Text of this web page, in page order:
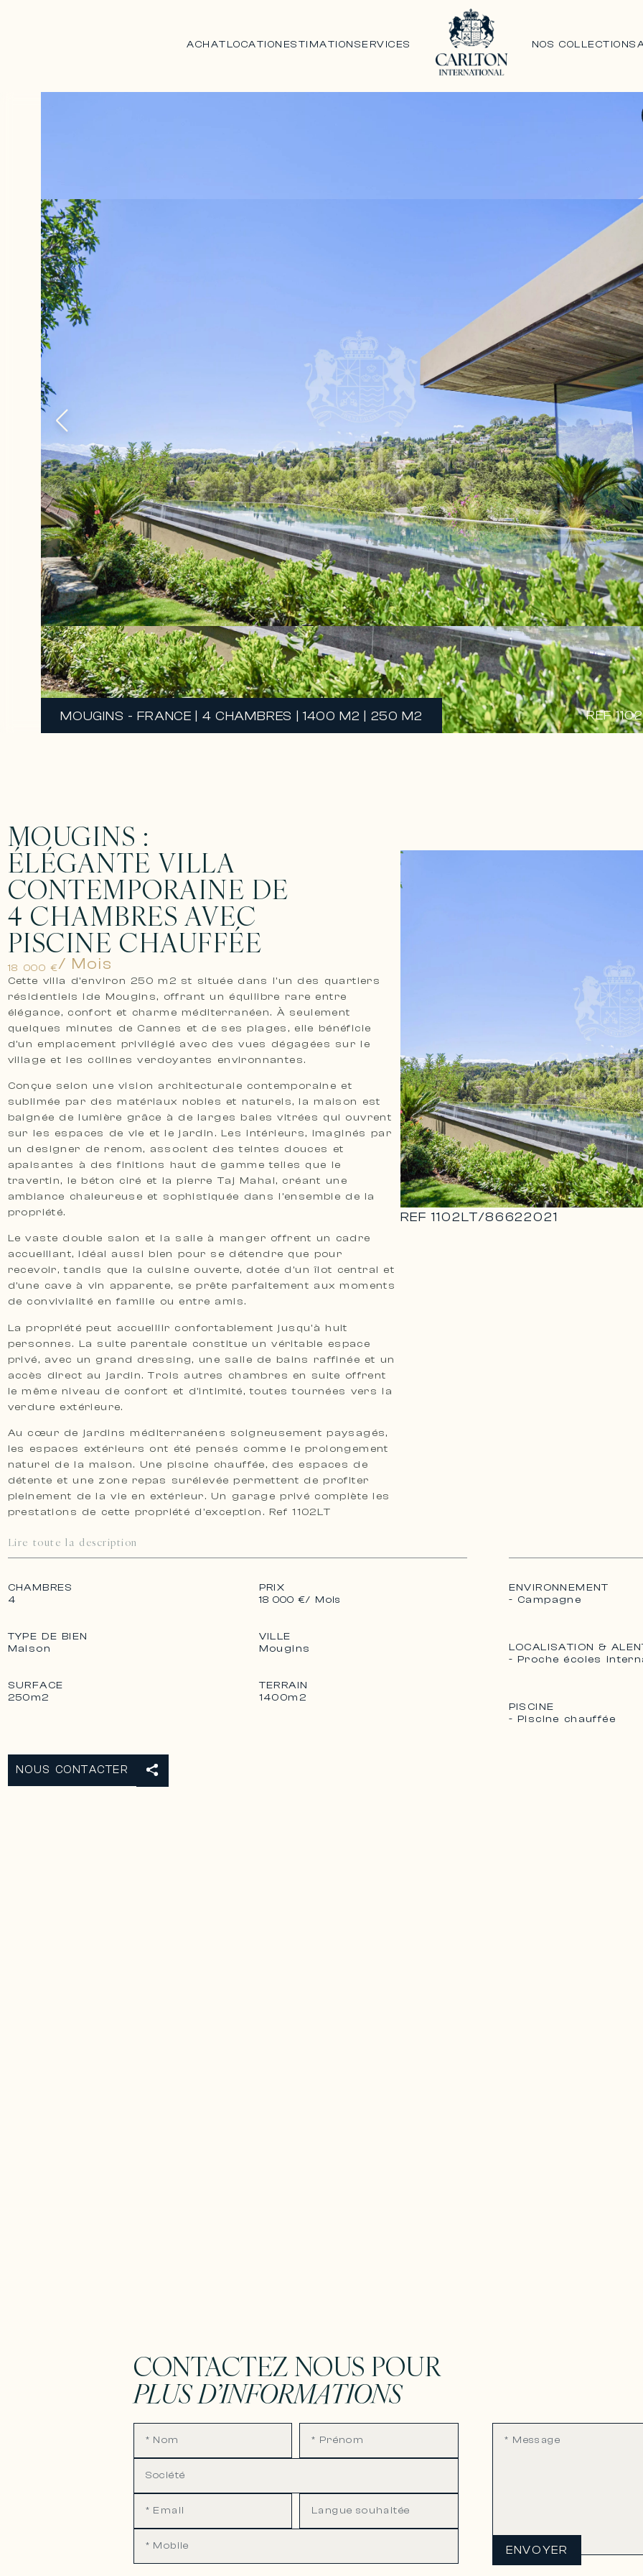
ACHATLOCATION ESTIMATIONSERVICES NOS COLLECTIONS
MOUGINS - FRANCE | 4 CHAMBRES | 1400 M2 | 250 M2 REF
MOUGINS :
ÉLÉGANTE VILLA
CONTEMPORAINE DE
4 CHAMBRES AVEC
PISCINE CHAUFFÉE
18 000 €/ Mois
Cette villa d’environ 250 m2 st située dans l’un des quartiers
résidentiels lde Mougins, offrant un équilibre rare entre
élégance, confort et charme méditerranéen. À seulement
quelques minutes de Cannes et de ses plages, elle bénéficie
d’un emplacement privilégié avec des vues dégagées sur le
village et les collines verdoyantes environnantes.
Conçue selon une vision architecturale contemporaine et
sublimée par des matériaux nobles et naturels, la maison est
baignée de lumière grâce à de larges baies vitrées qui ouvrent
sur les espaces de vie et le jardin. Les intérieurs, imaginés par
un designer de renom, associent des teintes douces et
apaisantes à des finitions haut de gamme telles que le
travertin, le béton ciré et la pierre Taj Mahal, créant une
ambiance chaleureuse et sophistiquée dans l’ensemble de la
propriété.
Le vaste double salon et la salle à manger offrent un cadre
accueillant, idéal aussi bien pour se détendre que pour
recevoir, tandis que la cuisine ouverte, dotée d’un îlot central et
d’une cave à vin apparente, se prête parfaitement aux moments
de convivialité en famille ou entre amis.
La propriété peut accueillir confortablement jusqu’à huit
personnes. La suite parentale constitue un véritable espace
privé, avec un grand dressing, une salle de bains raffinée et un
accès direct au jardin. Trois autres chambres en suite offrent
le même niveau de confort et d’intimité, toutes tournées vers la
verdure extérieure.
Au cœur de jardins méditerranéens soigneusement paysagés,
les espaces extérieurs ont été pensés comme le prolongement
naturel de la maison. Une piscine chauffée, des espaces de
détente et une zone repas surélevée permettent de profiter
pleinement de la vie en extérieur. Un garage privé complète les
prestations de cette propriété d’exception. Ref 1102LT
Lire toute la description
REF1102LT/86622021
CHAMBRES
4
PRIX
18 000 €/ Mois
TYPE DE BIEN
Maison
VILLE
Mougins
SURFACE
250m2
TERRAIN
1400m2
ENVIRONNEMENT
- Campagne
LOCALISATION &
- Proche écoles
PISCINE
- Piscine chauffée
NOUS CONTACTER
CONTACTEZ NOUS POUR
PLUS D’INFORMATIONS
ENVOYER